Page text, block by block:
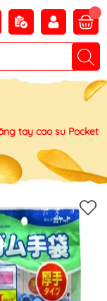
tay cao su Pocket